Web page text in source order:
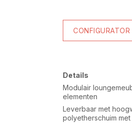
CONFIGURATOR
Details
Modulair
elementen
Leverbaar met
polyetherschuim